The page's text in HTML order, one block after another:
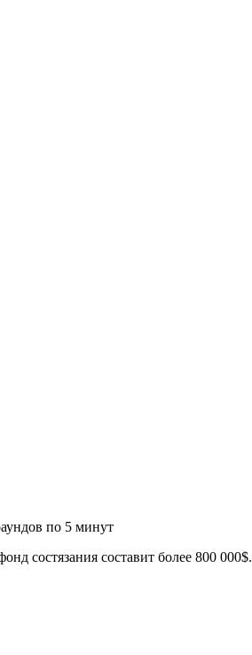
по 5 минут
состязания составит более 800 000$.